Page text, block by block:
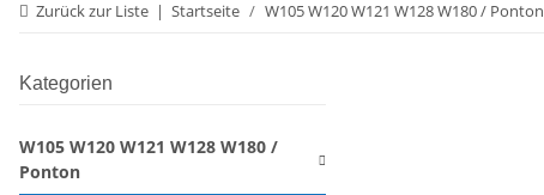
Zurück zur Liste Startseite W105 W120 W121 W128 W180 / Ponton
Kategorien
W105 W120 W121 W128 W180 /
Ponton